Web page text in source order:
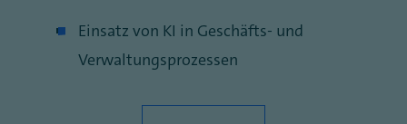
Einsatz von KI in Geschäfts- und
Verwaltungsprozessen